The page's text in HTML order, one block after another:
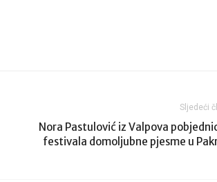
Sljedeći
Nora Pastulović iz Valpova
festivala domoljubne pjesme u